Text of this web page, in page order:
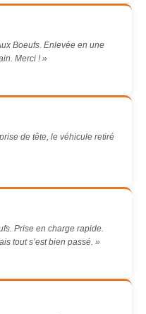
Boeufs. Enlevée en une
Merci ! »
de tête, le véhicule retiré
Prise en charge rapide.
tout s’est bien passé. »